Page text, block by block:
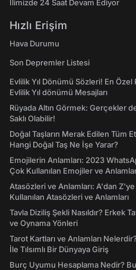
İlimizde 24 Saat Devam Ediyor
Hızlı Erişim
Hava Durumu
Son Depremler Listesi
Evlilik Yıl Dönümü Sözleri! En
Evlilik Yıl dönümü Mesajları
Rüyada Altın Görmek: Gerçekler
Saklı Olabilir!
Doğal Taşların Merak Edilen Tüm
Hangi Doğal Taş Ne İşe Yarar?
Emojilerin Anlamları: 2023
Çok Kullanılan Emojiler ve
Atasözleri ve Anlamları: A'dan
Kullanılan Atasözleri ve Anlamları
Tavla Diziliş Şekli Nasıldır? Erkek
ve Oynama Yönleri
Tarot Kartları ve Anlamları
İle Tılsımlı Bir Dünyaya Giriş
Burç Uyumu Hesaplama Nedir?